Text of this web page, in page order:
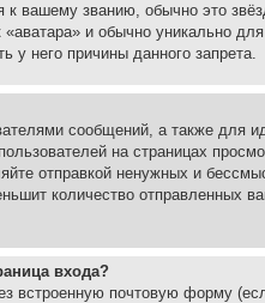
вашему званию, обычно это
и обычно уникально
у него причины данного запрета.
сообщений, а также для
на страницах
отправкой ненужных и
количество отправленных
входа?
встроенную почтовую форму